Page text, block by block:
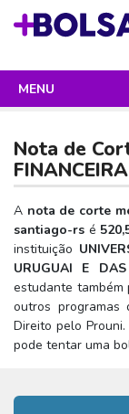
Sua mochila está
MENU
ENEM
Enem 2026 -
Enem – O que é
Enem – Quem
Enem – Para
Enem – Como
Enem – Cartilha
SISU
Sisu 2026 –
SISU – O que é
SISU – Quem
SISU – Como
SISU –
PROUNI
Prouni 2026 –
Prouni – O que é
Prouni – Quem
FIES
Fies e P-Fies
Fies – O que é
PRONATEC
SISUTEC
Nota de
FINANCEIRA
A nota de corte
santiago-rs é
instituição
URUGUAI E
estudante também
outros
Direito pelo
pode tentar uma